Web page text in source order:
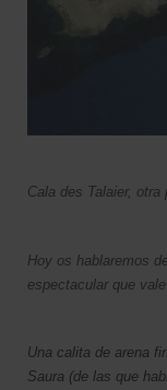
Cala des Talaier,
Hoy os hablaremos
espectacular que
Una calita de arena
Saura (de las que